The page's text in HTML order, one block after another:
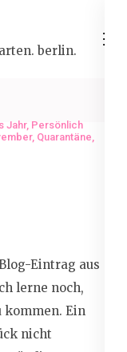
berlin.
Jahr, Persönlich
, Quarantäne,
Eintrag aus
lerne noch,
kommen. Ein
nicht